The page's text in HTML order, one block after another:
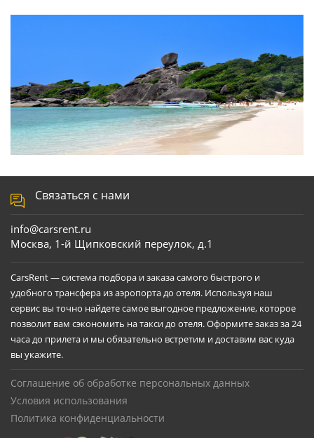
Связаться с нами
info@carsrent.ru
Москва, 1-й Щипковский переулок, д.1
CarsRent — система подбора и заказа самого быстрого и
удобного трансфера из аэропорта до отеля. Используя наш
сервис вы точно найдете самое выгодное предложение, которое
позволит вам сэкономить на такси до отеля. Оформите заказ за 24
часа до прилета и мы обязательно встретим и доставим вас куда
вы укажите.
Соглашение об обработке персональных данных
Условия использования
Политика конфиденциальности